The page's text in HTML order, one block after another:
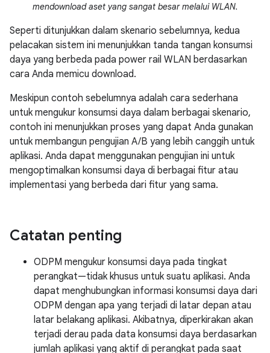
mendownload aset yang sangat besar melalui WLAN.
Seperti ditunjukkan dalam skenario sebelumnya, kedua
pelacakan sistem ini menunjukkan tanda tangan konsumsi
daya yang berbeda pada power rail WLAN berdasarkan
cara Anda memicu download.
Meskipun contoh sebelumnya adalah cara sederhana
untuk mengukur konsumsi daya dalam berbagai skenario,
contoh ini menunjukkan proses yang dapat Anda gunakan
untuk membangun pengujian A/B yang lebih canggih untuk
aplikasi. Anda dapat menggunakan pengujian ini untuk
mengoptimalkan konsumsi daya di berbagai fitur atau
implementasi yang berbeda dari fitur yang sama.
Catatan penting
ODPM mengukur konsumsi daya pada tingkat
perangkat—tidak khusus untuk suatu aplikasi. Anda
dapat menghubungkan informasi konsumsi daya dari
ODPM dengan apa yang terjadi di latar depan atau
latar belakang aplikasi. Akibatnya, diperkirakan akan
terjadi derau pada data konsumsi daya berdasarkan
jumlah aplikasi yang aktif di perangkat pada saat